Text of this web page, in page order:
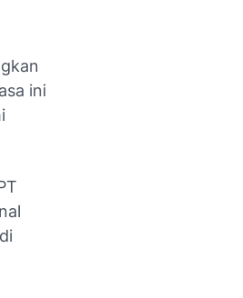
ini